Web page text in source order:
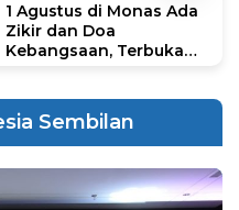
1 Agustus di Monas Ada
Zikir dan Doa
Kebangsaan, Terbuka
Sembilan